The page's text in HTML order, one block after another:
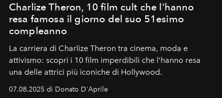
Charlize Theron, 10 film cult che l'hanno
resa famosa il giorno del suo 51esimo
compleanno
La carriera di Charlize Theron tra cinema, moda e
attivismo: scopri i 10 film imperdibili che l’hanno resa
una delle attrici più iconiche di Hollywood.
07.08.2025 di Donato D'Aprile